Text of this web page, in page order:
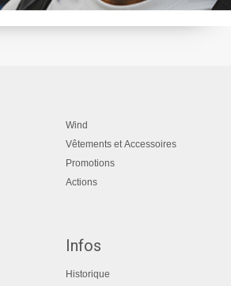
Wind
Vêtements et Accessoires
Promotions
Actions
Infos
Historique